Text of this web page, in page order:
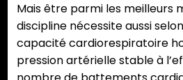
Mais être parmi les meilleurs
discipline nécessite aussi
capacité cardiorespiratoire
pression artérielle stable à